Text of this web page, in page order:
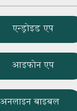
एन्ड्रोइड एप
आइफोन एप
अनलाइन बाइबल